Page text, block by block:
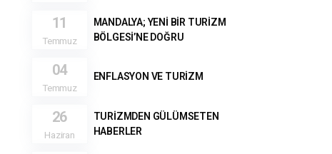
11
Temmuz
MANDALYA; YENİ BİR TURİZM
BÖLGESİ’NE DOĞRU
04
Temmuz
ENFLASYON VE TURİZM
26
Haziran
TURİZMDEN GÜLÜMSETEN
HABERLER